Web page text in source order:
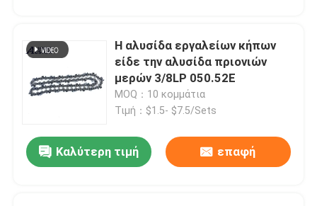
Βίντεο
Εταιρική οθόνη
Η αλυσίδα εργαλείων κήπων
είδε την αλυσίδα πριονιών
μερών 3/8LP 050.52E
MOQ：10 κομμάτια
Τιμή：$1.5- $7.5/Sets
Καλύτερη τιμή επαφή